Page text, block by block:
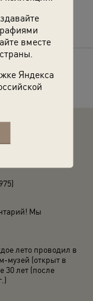
вместе
Яндекса
с этим снимком.
фото
Мы
лето проводил в
музей (открыт в
30 лет (после